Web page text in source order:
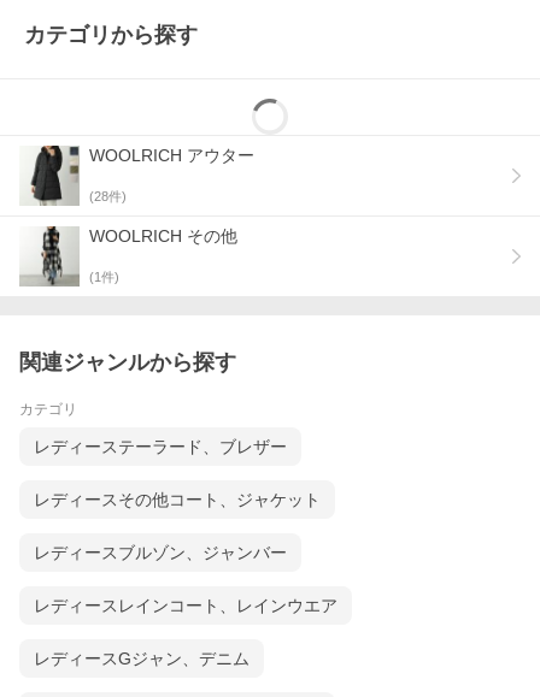
ダウンウェア特集
⇒ ブランド 一覧
⇒ TOPページを見る
カテゴリから探す
WOOLRICH アウター
(28件)
WOOLRICH その他
(1件)
関連ジャンルから探す
カテゴリ
レディーステーラード、ブレザー
レディースその他コート、ジャケット
レディースブルゾン、ジャンバー
レディースレインコート、レインウエア
レディースGジャン、デニム